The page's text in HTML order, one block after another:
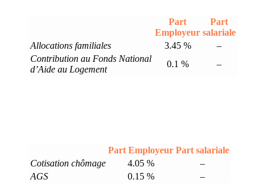
Part
Employeur
Part
salariale
Allocations familiales
3.45 %
–
Contribution au Fonds National
d’Aide au Logement
0.1 % –
Part Employeur Part salariale
Cotisation chômage
4.05 %
–
AGS
0.15 % –